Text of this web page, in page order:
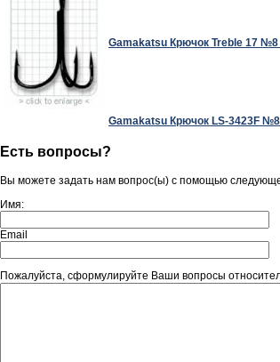
Gamakatsu Крючок Treble 17
Gamakatsu Крючок LS-3423F
Есть вопросы?
Вы можете задать нам вопрос(ы) с помощью
Имя:
Email
Пожалуйста, сформулируйте Ваши вопросы